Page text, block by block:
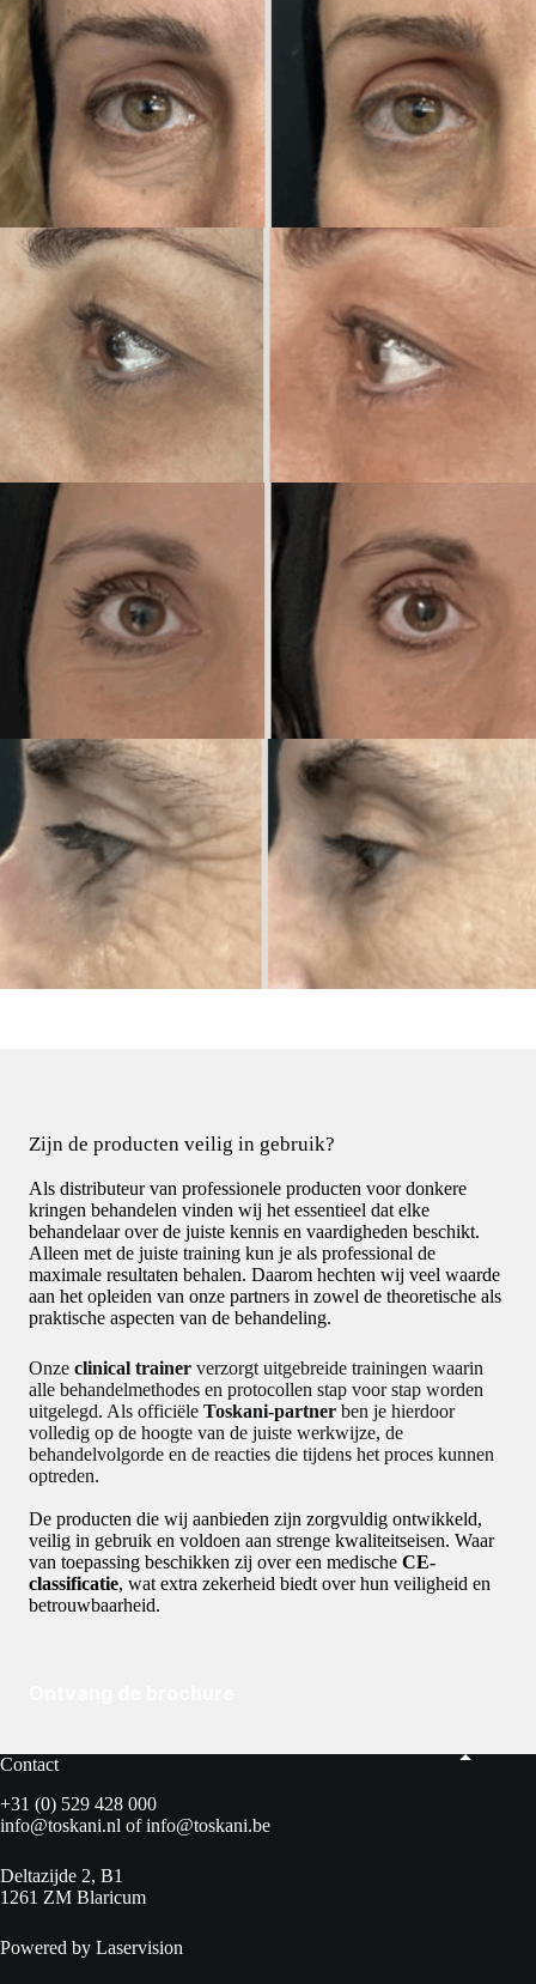
Zijn de producten veilig in gebruik?
Als distributeur van professionele producten voor donkere
kringen behandelen vinden wij het essentieel dat elke
behandelaar over de juiste kennis en vaardigheden beschikt.
Alleen met de juiste training kun je als professional de
maximale resultaten behalen. Daarom hechten wij veel waarde
aan het opleiden van onze partners in zowel de theoretische als
praktische aspecten van de behandeling.
Onze clinical trainer verzorgt uitgebreide trainingen waarin
alle behandelmethodes en protocollen stap voor stap worden
uitgelegd. Als officiële Toskani-partner ben je hierdoor
volledig op de hoogte van de juiste werkwijze, de
behandelvolgorde en de reacties die tijdens het proces kunnen
optreden.
De producten die wij aanbieden zijn zorgvuldig ontwikkeld,
veilig in gebruik en voldoen aan strenge kwaliteitseisen. Waar
van toepassing beschikken zij over een medische CE-
classificatie, wat extra zekerheid biedt over hun veiligheid en
betrouwbaarheid.
Contact
+31 (0) 529 428 000
info@toskani.nl ofinfo@toskani.be
Deltazijde 2, B1
1261 ZM Blaricum
Powered by Laservision